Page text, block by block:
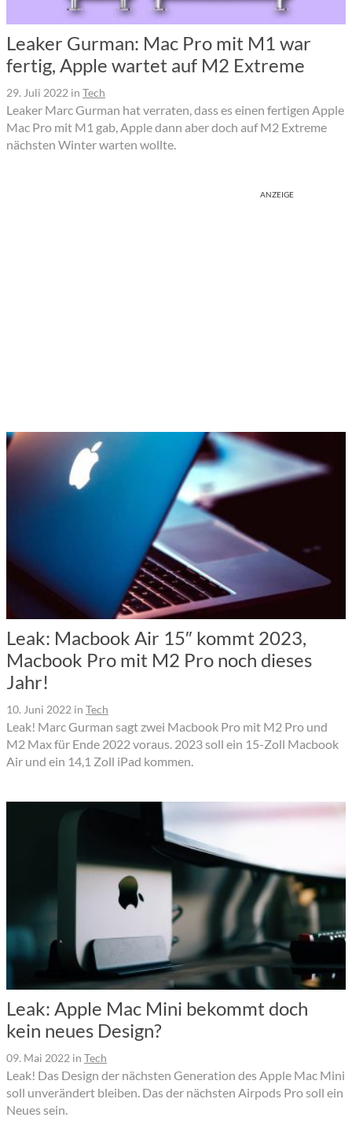
Leaker Gurman: Mac Pro mit M1 war
fertig, Apple wartet auf M2 Extreme
29. Juli 2022 in Tech
Leaker Marc Gurman hat verraten, dass es einen fertigen Apple
Mac Pro mit M1 gab, Apple dann aber doch auf M2 Extreme
nächsten Winter warten wollte.
ANZEIGE
Leak: Macbook Air 15″ kommt 2023,
Macbook Pro mit M2 Pro noch dieses
Jahr!
10. Juni 2022 in Tech
Leak! Marc Gurman sagt zwei Macbook Pro mit M2 Pro und
M2 Max für Ende 2022 voraus. 2023 soll ein 15-Zoll Macbook
Air und ein 14,1 Zoll iPad kommen.
Leak: Apple Mac Mini bekommt doch
kein neues Design?
09. Mai 2022 in Tech
Leak! Das Design der nächsten Generation des Apple Mac Mini
soll unverändert bleiben. Das der nächsten Airpods Pro soll ein
Neues sein.